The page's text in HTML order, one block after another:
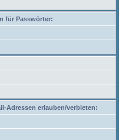
für Passwörter:
Adressen erlauben/verbieten: